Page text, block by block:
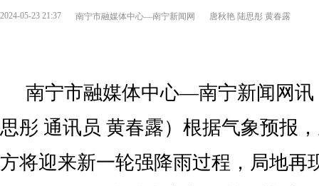
2024-05-23 21:37 南宁市融媒体中心—南宁新闻网 唐秋艳 陆思彤 黄春露
南宁市融媒体中心—南宁新闻网讯
思彤 通讯员 黄春露）根据气象预报
方将迎来新一轮强降雨过程，局地再